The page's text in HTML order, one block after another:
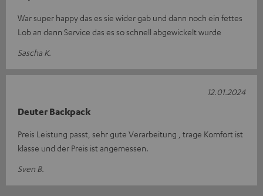
War super happy das es sie wider gab und dann noch ein fettes
Lob an denn Service das es so schnell abgewickelt wurde
Sascha K.
Deuter Backpack
Preis Leistung passt, sehr gute Verarbeitung , trage Komfort ist
klasse und der Preis ist angemessen.
Sven B.
12.01.2024